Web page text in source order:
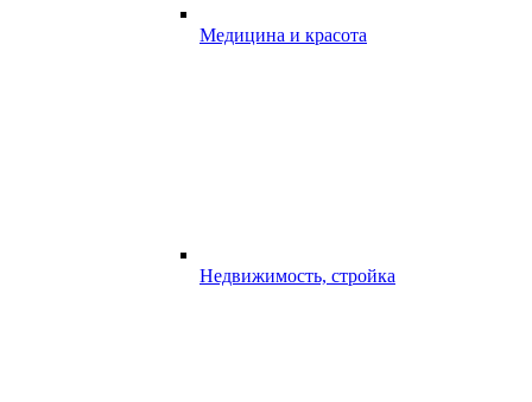
Медицина и красота
Недвижимость, стройка